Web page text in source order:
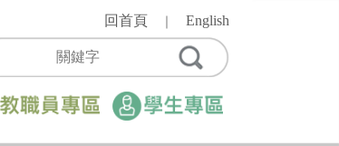
回首頁 ｜English